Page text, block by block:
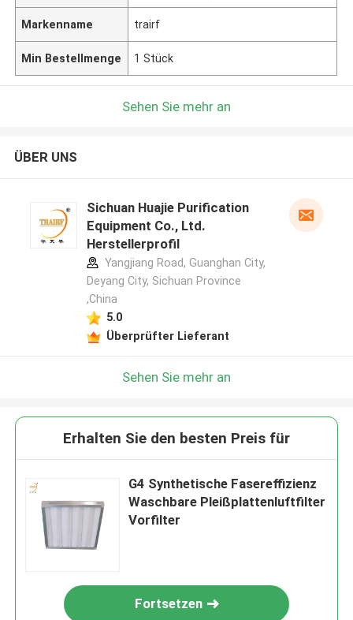
Markenname trairf
Min Bestellmenge 1 Stück
Sehen Sie mehr an
ÜBER UNS
Sichuan Huajie Purification
Equipment Co., Ltd.
Herstellerprofil
Yangjiang Road, Guanghan City,
Deyang City, Sichuan Province
,China
5.0
Überprüfter Lieferant
Sehen Sie mehr an
Erhalten Sie den besten Preis für
G4 Synthetische Fasereffizienz
Waschbare Pleißplattenluftfilter
Vorfilter
Fortsetzen